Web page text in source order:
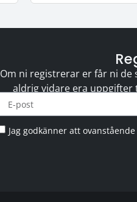
Om ni registrerar er får ni
aldrig vidare era
Jag godkänner att